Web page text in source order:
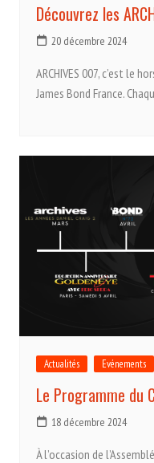
Découvrez les
20 décembre 2024
ARCHIVES 007, c’est le
James Bond France.
Actualités Evénements
Le Programme du
18 décembre 2024
À l’occasion de